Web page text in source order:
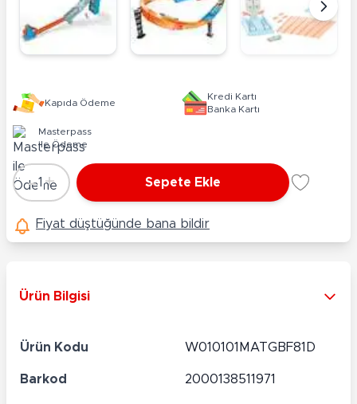
Kapıda Ödeme
Kredi Kartı
Banka Kartı
Masterpass
ile Ödeme
Adet
-1 + Sepete Ekle
Fiyat düştüğünde bana bildir
Ürün Bilgisi
Ürün Kodu W010101MATGBF81D
Barkod 2000138511971